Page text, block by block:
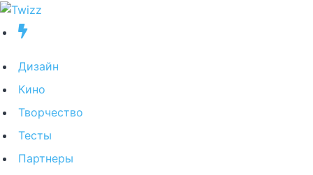
Дизайн
Кино
Творчество
Тесты
Партнеры